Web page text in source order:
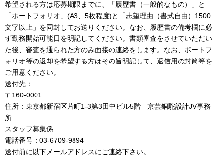
希望される方は応募期限までに、「履歴書（一般的なもの）」と
「ポートフォリオ」(A3、5枚程度)と「志望理由（書式自由）1500
文字以上」を同封してお送りください。なお、履歴書の備考欄に必
ず勤務開始可能日を明記してください。書類審査をさせていただい
た後、審査を通られた方のみ面接の連絡をします。なお、ポートフ
ォリオ等の返却を希望する方はその旨明記して、返信用の封筒等を
ご用意ください。
送付先：
〒160-0001
住所：東京都新宿区片町1-3第3田中ビル5階 京芸銅駝設計JV事務
所
スタッフ募集係
電話番号：03-6709-9894
送付前に以下メールアドレスにご連絡下さい。